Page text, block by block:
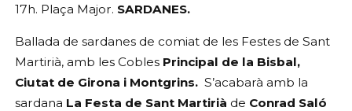
17h. Plaça Major. SARDANES.
Ballada de sardanes de comiat de les Festes de Sant
Martirià, amb les Cobles Principal de la Bisbal,
Ciutat de Girona i Montgrins. S’acabarà amb la
sardana La Festa de Sant Martirià de